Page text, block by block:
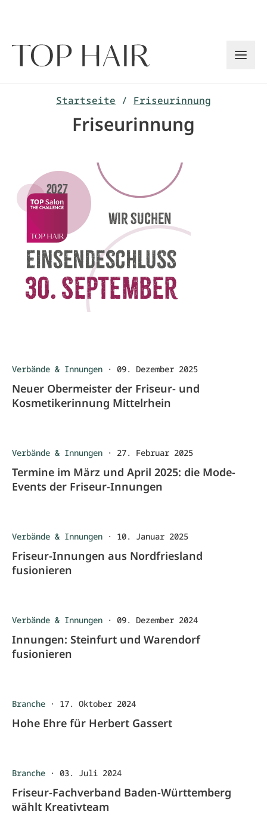
Startseite / Friseurinnung
Friseurinnung
Verbände & Innungen · 09. Dezember 2025
Neuer Obermeister der Friseur- und
Kosmetikerinnung Mittelrhein
Verbände & Innungen · 27. Februar 2025
Termine im März und April 2025: die Mode-
Events der Friseur-Innungen
Verbände & Innungen · 10. Januar 2025
Friseur-Innungen aus Nordfriesland
fusionieren
Verbände & Innungen · 09. Dezember 2024
Innungen: Steinfurt und Warendorf
fusionieren
Branche · 17. Oktober 2024
Hohe Ehre für Herbert Gassert
Branche · 03. Juli 2024
Friseur-Fachverband Baden-Württemberg
wählt Kreativteam